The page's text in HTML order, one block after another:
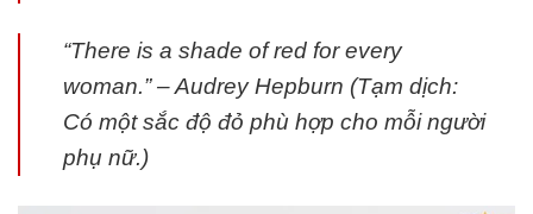
“There is a shade of red for every
woman.” – Audrey Hepburn (Tạm dịch:
Có một sắc độ đỏ phù hợp cho mỗi người
phụ nữ.)